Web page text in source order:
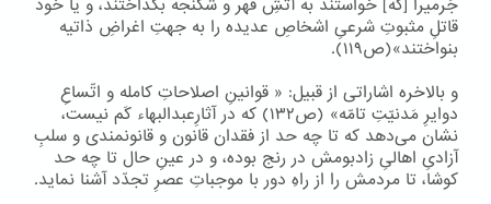
جُرمیرا [که] خواستند به آتشِ قهر و شکنجه بگداختند، و یا خود
قاتلِ مثبوتِ شرعیِ اشخاصِ عدیده را به جهتِ اغراضِ ذاتیه
بنواختند»(ص۱۱۹).
و بالاخره اشاراتی از قبیل: « قوانینِ اصلاحاتِ کامله و اتّساعِ
دوایرِ مَدنیّتِ تامّه» (ص۱۳۲) که در آثارِعبدالبهاء کَم نیست،
نشان می‌دهد که تا چه حد از فقدان قانون و قانونمندی و سلبِ
آزادیِ اهالیِ زادبومش در رنج بوده، و در عینِ حال تا چه حد
کوشا، تا مردمش را از راهِ دور با موجباتِ عصرِ تجدّد آشنا نماید.